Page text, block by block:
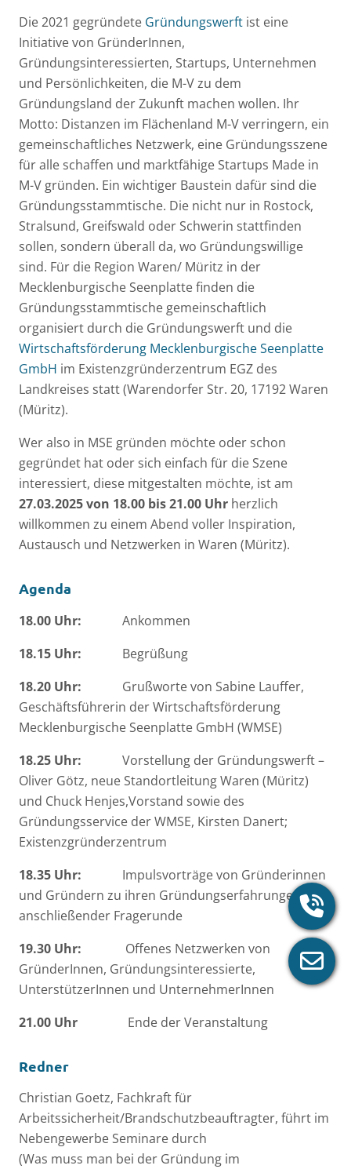
Die 2021 gegründete Gründungswerft ist eine
Initiative von GründerInnen,
Gründungsinteressierten, Startups, Unternehmen
und Persönlichkeiten, die M-V zu dem
Gründungsland der Zukunft machen wollen. Ihr
Motto: Distanzen im Flächenland M-V verringern, ein
gemeinschaftliches Netzwerk, eine Gründungsszene
für alle schaffen und marktfähige Startups Made in
M-V gründen. Ein wichtiger Baustein dafür sind die
Gründungsstammtische. Die nicht nur in Rostock,
Stralsund, Greifswald oder Schwerin stattfinden
sollen, sondern überall da, wo Gründungswillige
sind. Für die Region Waren/ Müritz in der
Mecklenburgische Seenplatte finden die
Gründungsstammtische gemeinschaftlich
organisiert durch die Gründungswerft und die
Wirtschaftsförderung Mecklenburgische Seenplatte
GmbH im Existenzgründerzentrum EGZ des
Landkreises statt (Warendorfer Str. 20, 17192 Waren
(Müritz).
Wer also in MSE gründen möchte oder schon
gegründet hat oder sich einfach für die Szene
interessiert, diese mitgestalten möchte, ist am
27.03.2025 von 18.00 bis 21.00 Uhr herzlich
willkommen zu einem Abend voller Inspiration,
Austausch und Netzwerken in Waren (Müritz).
Agenda
18.00 Uhr: Ankommen
18.15 Uhr: Begrüßung
18.20 Uhr: Grußworte von Sabine Lauffer,
Geschäftsführerin der Wirtschaftsförderung
Mecklenburgische Seenplatte GmbH (WMSE)
18.25 Uhr: Vorstellung der Gründungswerft –
Oliver Götz, neue Standortleitung Waren (Müritz)
und Chuck Henjes,Vorstand sowie des
Gründungsservice der WMSE, Kirsten Danert;
Existenzgründerzentrum
18.35 Uhr: Impulsvorträge von Gründerinnen
und Gründern zu ihren Gründungserfahrungen mit
anschließender Fragerunde
19.30 Uhr:
Offenes Netzwerken von
GründerInnen, Gründungsinteressierte,
UnterstützerInnen und UnternehmerInnen
21.00 Uhr
Ende der Veranstaltung
Redner
Christian Goetz, Fachkraft für
Arbeitssicherheit/Brandschutzbeauftragter, führt im
Nebengewerbe Seminare durch
(Was muss man bei der Gründung im